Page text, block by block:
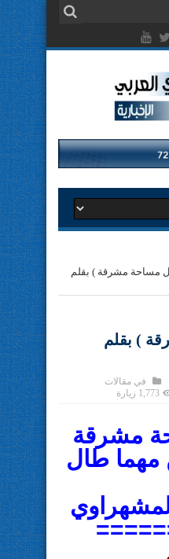
مساحة مشرقة ) بقلم
) بقلم
في مقالات
1,773 زيارة
مشرقة
مهما طال